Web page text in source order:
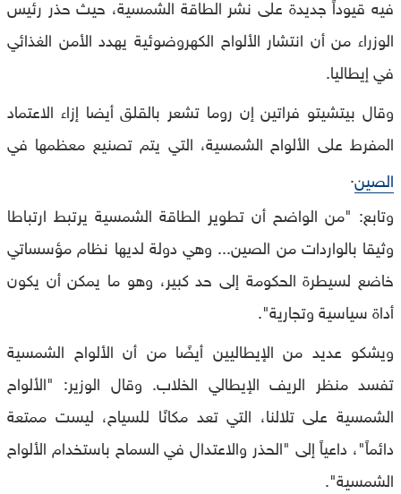
فيه قيوداً جديدة على نشر الطاقة الشمسية، حيث حذر رئيس
الوزراء من أن انتشار الألواح الكهروضوئية يهدد الأمن الغذائي
في إيطاليا.
وقال بيتشيتو فراتين إن روما تشعر بالقلق أيضا إزاء الاعتماد
المفرط على الألواح الشمسية، التي يتم تصنيع معظمها في
الصين.
وتابع: "من الواضح أن تطوير الطاقة الشمسية يرتبط ارتباطا
وثيقا بالواردات من الصين... وهي دولة لديها نظام مؤسساتي
خاضع لسيطرة الحكومة إلى حد كبير، وهو ما يمكن أن يكون
أداة سياسية وتجارية".
ويشكو عديد من الإيطاليين أيضًا من أن الألواح الشمسية
تفسد منظر الريف الإيطالي الخلاب. وقال الوزير: "الألواح
الشمسية على تلالنا، التي تعد مكانًا للسياح، ليست ممتعة
دائماً"، داعياً إلى "الحذر والاعتدال في السماح باستخدام الألواح
الشمسية".